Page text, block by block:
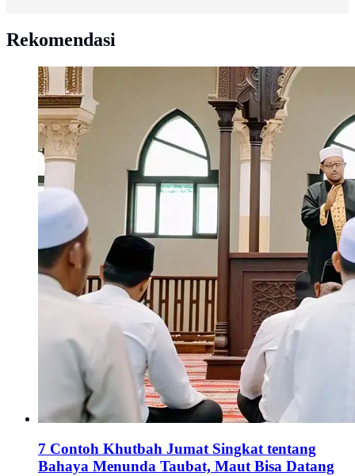
Rekomendasi
7 Contoh Khutbah Jumat Singkat tentang
Bahaya Menunda Taubat, Maut Bisa Datang